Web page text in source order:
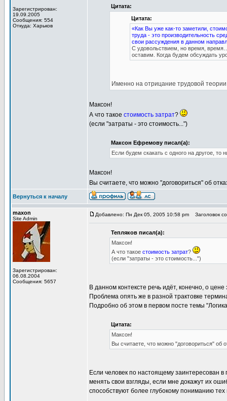
Зарегистрирован:
19.09.2005
Сообщения: 554
Откуда: Харьков
Цитата:
Цитата:
«Как Вы уже как-то заметили,
труда - это производительность
свои рассуждения в данном
С удовольствием, но время,
оставим. Когда будем обсуждать
Именно на отрицание трудовой
Максон!
А что такое стоимость затрат?
(если "затраты - это стоимость...")
Максон Ефремову писал(а):
Если будем скакать с одного на другое, то
Максон!
Вы считаете, что можно "договориться" об
Вернуться к началу
maxon
Site Admin
Зарегистрирован:
06.08.2004
Сообщения: 5657
Добавлено: Пн Дек 05, 2005 10:58 pm Заголовок
Тепляков писал(а):
Максон!
А что такое стоимость затрат?
(если "затраты - это стоимость...")
В данном контексте речь идёт, конечно, о
Проблема опять же в разной трактовке
Подробно об этом в первом посте темы
Цитата:
Максон!
Вы считаете, что можно "договориться" об
Если человек по настоящему заинтересован
менять свои взгляды, если мне докажут их
способствуют более глубокому пониманию